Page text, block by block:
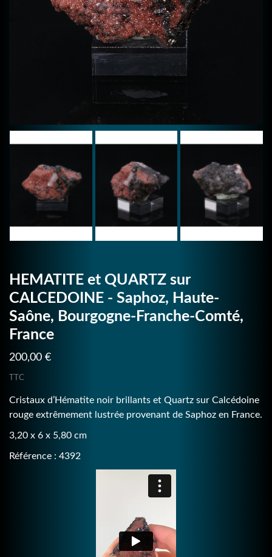
HEMATITE et QUARTZ sur
CALCEDOINE - Saphoz, Haute-
Saône, Bourgogne-Franche-Comté,
France
200,00 €
TTC
Cristaux d’Hématite noir brillants et Quartz sur Calcédoine
rouge extrêmement lustrée provenant de Saphoz en France.
3,20 x 6 x 5,80 cm
Référence : 4392